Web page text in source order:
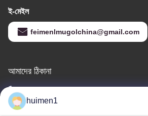
ই-মেইল
feimenlmugolchina@gmail.com
আমাদের ঠিকানা
ঠিকানা
নং ১-৩, শুইনিপু স্ট্রিট, ইয়ংজিং গ্রাম, বাইয়ুন জেলা, গুয়াংজু
huimen1